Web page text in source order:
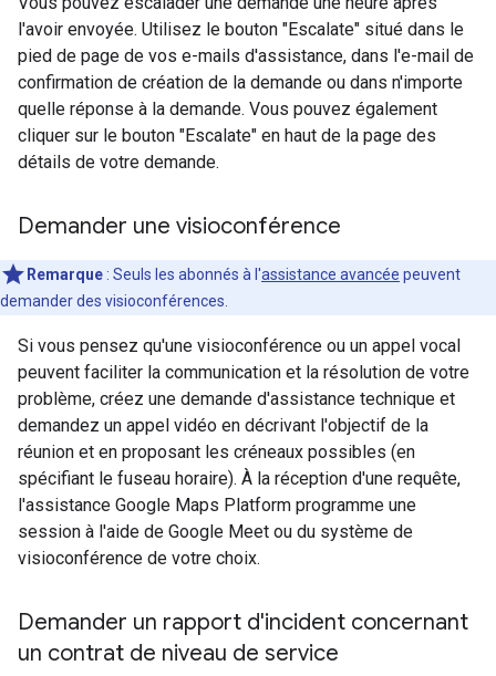
l'avoir envoyée. Utilisez le bouton "Escalate" situé dans le
pied de page de vos e-mails d'assistance, dans l'e-mail de
confirmation de création de la demande ou dans n'importe
quelle réponse à la demande. Vous pouvez également
cliquer sur le bouton "Escalate" en haut de la page des
détails de votre demande.
Demander une visioconférence
Remarque : Seuls les abonnés à l'assistance avancée peuvent
demander des visioconférences.
Si vous pensez qu'une visioconférence ou un appel vocal
peuvent faciliter la communication et la résolution de votre
problème, créez une demande d'assistance technique et
demandez un appel vidéo en décrivant l'objectif de la
réunion et en proposant les créneaux possibles (en
spécifiant le fuseau horaire). À la réception d'une requête,
l'assistance Google Maps Platform programme une
session à l'aide de Google Meet ou du système de
visioconférence de votre choix.
Demander un rapport d'incident concernant
un contrat de niveau de service